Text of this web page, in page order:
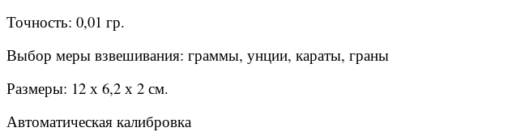
Точность: 0,01 гр.
Выбор меры взвешивания: граммы, унции, караты, граны
Размеры: 12 х 6,2 х 2 см.
Автоматическая калибровка